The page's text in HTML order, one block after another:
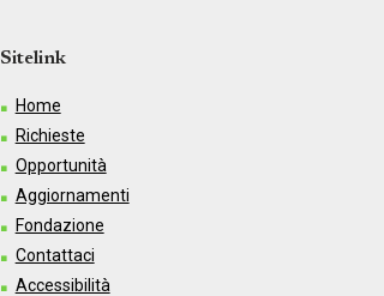
Sitelink
Home
Richieste
Opportunità
Aggiornamenti
Fondazione
Contattaci
Accessibilità